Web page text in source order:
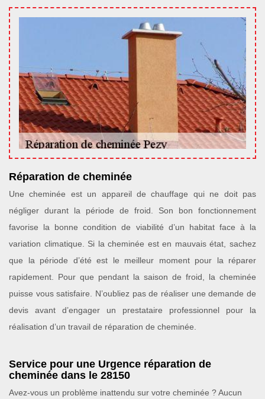
Réparation de cheminée
Une cheminée est un appareil de chauffage qui ne doit pas
négliger durant la période de froid. Son bon fonctionnement
favorise la bonne condition de viabilité d’un habitat face à la
variation climatique. Si la cheminée est en mauvais état, sachez
que la période d’été est le meilleur moment pour la réparer
rapidement. Pour que pendant la saison de froid, la cheminée
puisse vous satisfaire. N’oubliez pas de réaliser une demande de
devis avant d’engager un prestataire professionnel pour la
réalisation d’un travail de réparation de cheminée.
Service pour une Urgence réparation de
cheminée dans le 28150
Avez-vous un problème inattendu sur votre cheminée ? Aucun